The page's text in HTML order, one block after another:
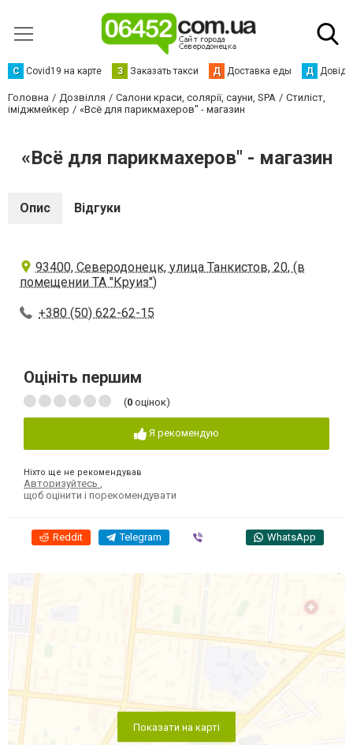
С Сovid19 на карте З Заказать такси Д Доставка еды Д
Головна Дозвілля Салони краси, солярії, сауни, SPA
Стиліст,
іміджмейкер
«Всё для парикмахеров" - магазин
«Всё для парикмахеров" - магазин
Опис Відгуки
93400, Северодонецк, улица Танкистов, 20, (в
помещении ТА "Круиз")
+380 (50) 622-62-15
Оцініть першим
(0 оцінок)
Я рекомендую
Ніхто ще не рекомендував
Авторизуйтесь
щоб оцінити і порекомендувати
Reddit Telegram WhatsApp
Показати на карті